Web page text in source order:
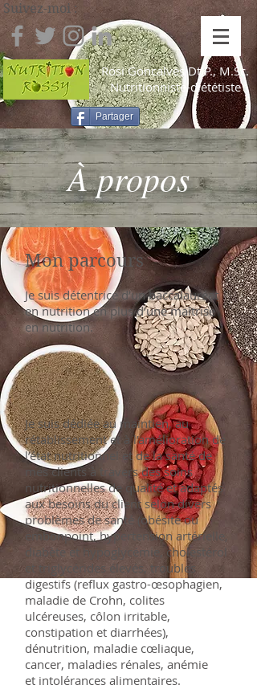
Rosi GoncalvesDt.P., M.Sc.
Nutritionniste-diététiste
Partager
Suivez-moi :
Mon parcours
Je suis détentrice d’un baccalauréat
en nutrition en plus d’une maîtrise
en nutrition.
Je suis dédiée au maintien, au
rétablissement et à l’amélioration de
l’état nutritionnel et de la santé de
mes clients à travers des soins
nutritionnelles de qualité et adaptés
aux besoins du client selon divers
problèmes de santé (obésité ou
embonpoint, hypertension artérielle,
diabète et hypoglycémie, cholestérol
et triglycérides élevés, troubles
digestifs (reflux gastro-œsophagien,
maladie de Crohn, colites
ulcéreuses, côlon irritable,
constipation et diarrhées),
dénutrition, maladie cœliaque,
cancer, maladies rénales, anémie
et intolérances​ alimentaires.​
À propos